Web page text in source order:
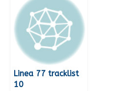
Linea 77 tracklist
10